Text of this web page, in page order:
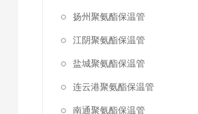
扬州聚氨酯保温管
江阴聚氨酯保温管
盐城聚氨酯保温管
连云港聚氨酯保温管
南通聚氨酯保温管